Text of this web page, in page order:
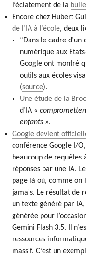
l’éclatement de la
Encore chez Hubert
de l’IA à l’école, deux
“Dans le cadre
numérique aux
Google ont montré
outils aux écoles
(source).
Une étude de la
d’IA «
enfants ».
Google devient
conférence Google I/
beaucoup de requêtes
réponses par une IA.
page là où, comme on
jamais. Le résultat de
un texte généré par
générée pour
Gemini Flash 3.5. Il
ressources
massif. C’est un